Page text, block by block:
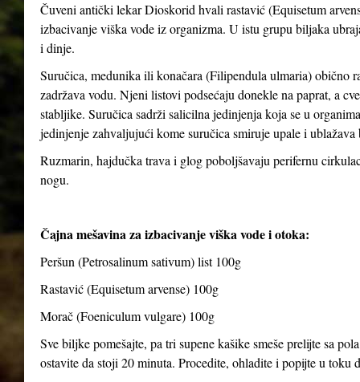
Čuveni antički lekar Dioskorid hvali rastavić (Equisetum
izbacivanje viška vode iz organizma. U istu grupu biljaka
i dinje.
Suručica, medunika ili konačara (Filipendula ulmaria) obično
zadržava vodu. Njeni listovi podsećaju donekle na paprat, a
stabljike. Suručica sadrži salicilna jedinjenja koja se u
jedinjenje zahvaljujući kome suručica smiruje upale i
Ruzmarin, hajdučka trava i glog poboljšavaju perifernu
nogu.
Čajna mešavina za izbacivanje viška vode i otoka:
Peršun (Petrosalinum sativum) list 100g
Rastavić (Equisetum arvense) 100g
Morač (Foeniculum vulgare) 100g
Sve biljke pomešajte, pa tri supene kašike smeše prelijte sa
ostavite da stoji 20 minuta. Procedite, ohladite i popijte u toku